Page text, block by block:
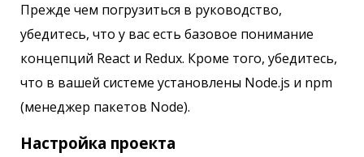
Прежде чем погрузиться в руководство,
убедитесь, что у вас есть базовое понимание
концепций React и Redux. Кроме того, убедитесь,
что в вашей системе установлены Node.js и npm
(менеджер пакетов Node).
Настройка проекта